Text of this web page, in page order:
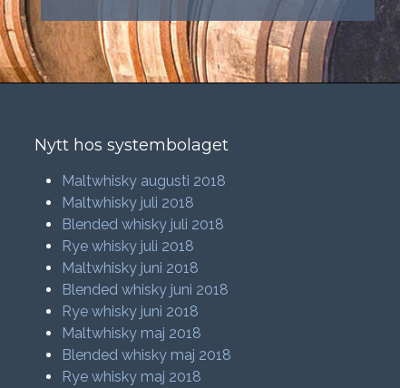
Nytt hos systembolaget
Maltwhisky augusti 2018
Maltwhisky juli 2018
Blended whisky juli 2018
Rye whisky juli 2018
Maltwhisky juni 2018
Blended whisky juni 2018
Rye whisky juni 2018
Maltwhisky maj 2018
Blended whisky maj 2018
Rye whisky maj 2018